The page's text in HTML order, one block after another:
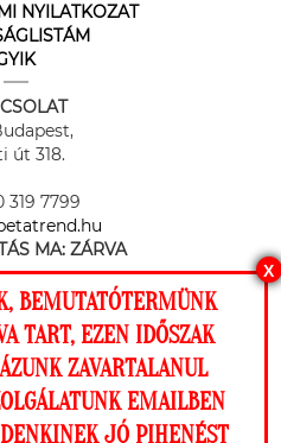
hogy a
honlapunkon.
NYILATKOZAT
út 318.
319 7799
MA: ZÁRVA
Zrt. biztosítja, MNB engedély
I-1064/2013
X
BEMUTATÓTERMÜNK
TART, EZEN IDŐSZAK
ZAVARTALANUL
EMAILBEN
JÓ PIHENÉST